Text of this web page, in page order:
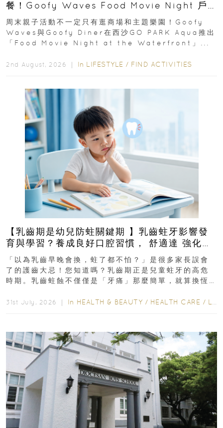
餐！Goofy Waves Food Movie Night 戶
外影院逢週末登場
周末親子活動不一定只有逛商場和主題樂園！Goofy
Waves與Goofy Diner在西沙GO PARK Aqua推出
「Food Movie Night at the Waterfront」...
2nd August, 2026 ｜ In LIFESTYLE / FIND ACTIVITIES
【乳齒期是幼兒防蛀關鍵期 】乳齒蛀牙影響發
育與學習？養成良好口腔習慣， 舒適達 強化琺
瑯質 兒童牙膏防護指南
「以為乳齒早晚會換，蛀了都不怕？」是很多家長誤會
了的護齒大忌！您知道嗎？乳齒期正是兒童蛀牙的高危
時期。乳齒蛀蝕不僅僅是「牙痛」那麼簡單，就算換恆
31st July, 2026 ｜ In HEALTH & BEAUTY / HEALTH CARE / LIFESTYLE